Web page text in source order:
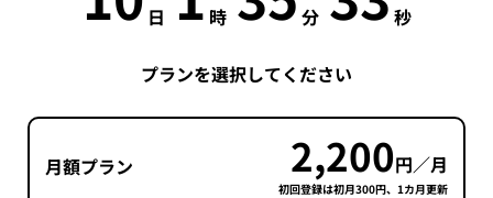
日 時 分 秒
プランを選択してください
月額プラン 2,200円／月
初回登録は初月300円、1カ月更新